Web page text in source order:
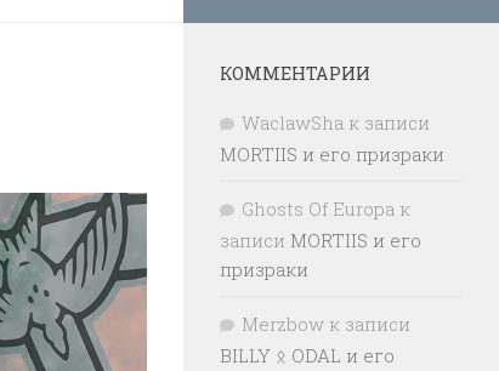
КОММЕНТАРИИ
WaclawSha к записи
MORTIIS и его призраки
Ghosts Of Europa к
записи MORTIIS и его
призраки
Merzbow к записи
BILLY ᛟ ODAL и его